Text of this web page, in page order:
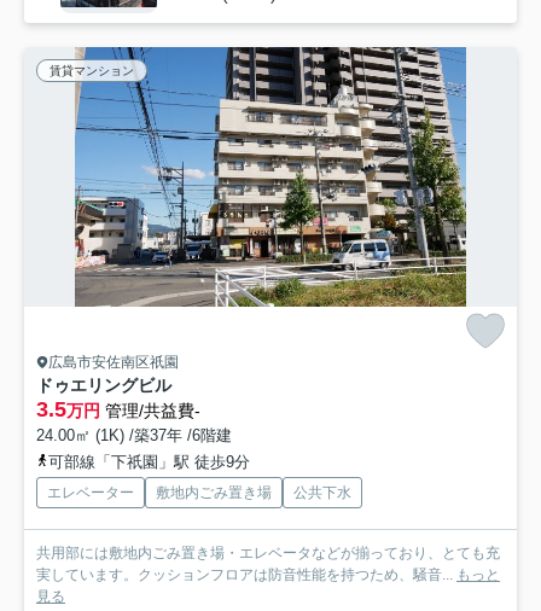
賃貸マンション
広島市安佐南区祇園
ドゥエリングビル
3.5万円 管理/共益費-
24.00㎡ (1K) /築37年 /6階建
可部線「下祇園」駅 徒歩9分
エレベーター 敷地内ごみ置き場 公共下水
共用部には敷地内ごみ置き場・エレベータなどが揃っており、とても充
実しています。クッションフロアは防音性能を持つため、騒音... もっと
見る